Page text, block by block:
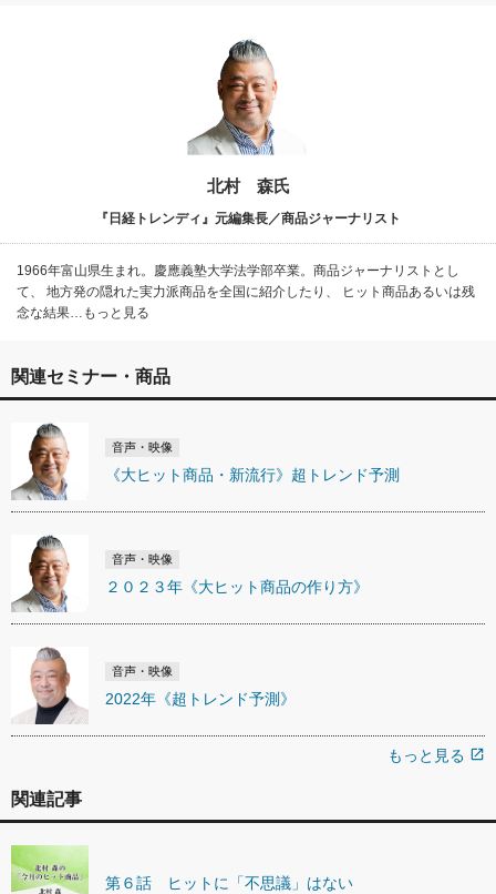
北村 森氏
『日経トレンディ』元編集長／商品ジャーナリスト
1966年富山県生まれ。慶應義塾大学法学部卒業。商品ジャーナリストとし
て、 地方発の隠れた実力派商品を全国に紹介したり、 ヒット商品あるいは残
念な結果…もっと見る
関連セミナー・商品
音声・映像
《大ヒット商品・新流行》超トレンド予測
音声・映像
２０２３年《大ヒット商品の作り方》
音声・映像
2022年《超トレンド予測》
もっと見る open_in_new
関連記事
第６話 ヒットに「不思議」はない